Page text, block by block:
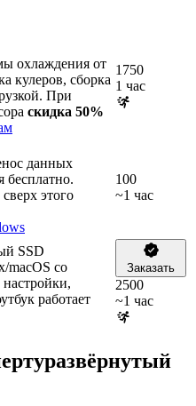
охлаждения от
кулеров, сборка
При
скидка 50%
1750
1 час
данных
бесплатно.
этого
100
~1 час
SSD
macOS со
работает
Заказать
2500
~1 час
развёрнутый